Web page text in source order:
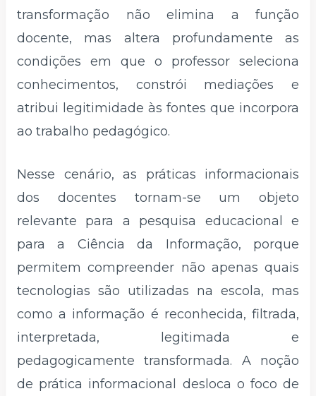
transformação não elimina a função
docente, mas altera profundamente as
condições em que o professor seleciona
conhecimentos, constrói mediações e
atribui legitimidade às fontes que incorpora
ao trabalho pedagógico.
Nesse cenário, as práticas informacionais
dos docentes tornam-se um objeto
relevante para a pesquisa educacional e
para a Ciência da Informação, porque
permitem compreender não apenas quais
tecnologias são utilizadas na escola, mas
como a informação é reconhecida, filtrada,
interpretada, legitimada e
pedagogicamente transformada. A noção
de prática informacional desloca o foco de